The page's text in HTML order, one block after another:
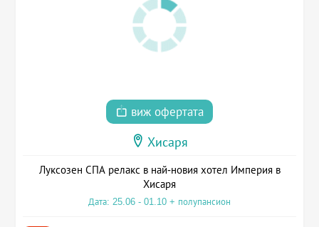
виж офертата
Хисаря
Луксозен СПА релакс в най-новия хотел Империя в
Хисаря
Дата: 25.06 - 01.10 + полупансион